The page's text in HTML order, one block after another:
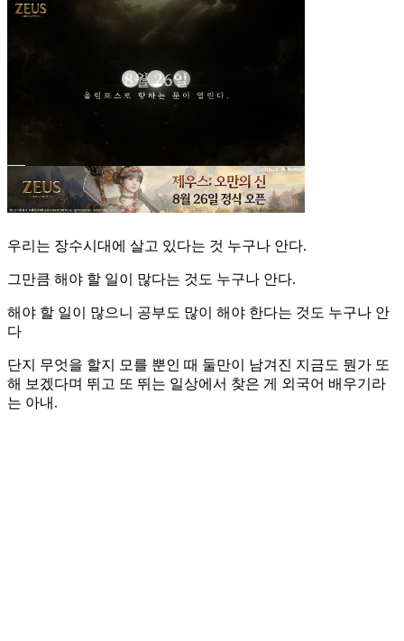
우리는 장수시대에 살고 있다는 것 누구나 안다.
그만큼 해야 할 일이 많다는 것도 누구나 안다.
해야 할 일이 많으니 공부도 많이 해야 한다는 것도 누구나 안
다
단지 무엇을 할지 모를 뿐인 때 둘만이 남겨진 지금도 뭔가 또
해 보겠다며 뛰고 또 뛰는 일상에서 찾은 게 외국어 배우기라
는 아내.